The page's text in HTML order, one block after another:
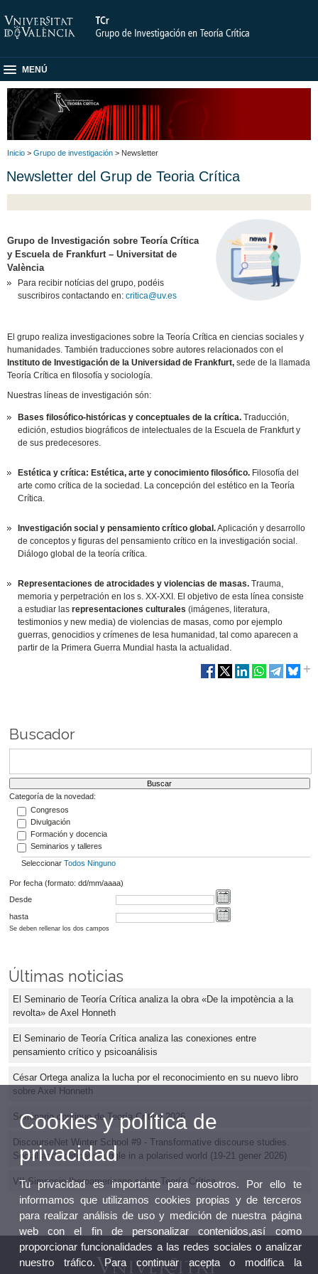
MENÚ
Inicio > Grupo de investigación > Newsletter
Newsletter del Grup de Teoria Crítica
Grupo de Investigación sobre Teoría Crítica
y Escuela de Frankfurt – Universitat de
València
Para recibir notícias del grupo, podéis
suscribiros contactando en:critica@uv.es
El grupo realiza investigaciones sobre la Teoría Crítica en ciencias sociales y
humanidades. También traducciones sobre autores relacionados con el
Instituto de Investigación de la Universidad de Frankfurt, sede de la llamada
Teoría Crítica en filosofía y sociología.
Nuestras líneas de investigación són:
Bases filosófico-históricas y conceptuales de la crítica. Traducción,
edición, estudios biográficos de intelectuales de la Escuela de Frankfurt y
de sus predecesores.
Estética y crítica: Estética, arte y conocimiento filosófico. Filosofía del
arte como crítica de la sociedad. La concepción del estético en la Teoría
Crítica.
Investigación social y pensamiento crítico global.Aplicación y desarrollo
de conceptos y figuras del pensamiento crítico en la investigación social.
Diálogo global de la teoría crítica.
Representaciones de atrocidades y violencias de masas.Trauma,
memoria y perpetración en los s. XX-XXI. El objetivo de esta línea consiste
a estudiar lasrepresentaciones culturales (imágenes, literatura,
testimonios y new media) de violencias de masas, como por ejemplo
guerras, genocidios y crímenes de lesa humanidad, tal como aparecen a
partir de la Primera Guerra Mundial hasta la actualidad.
Buscador
Categoría de la novedad:
Congresos
Divulgación
Formación y docencia
Seminarios y talleres
Seleccionar Todos Ninguno
Por fecha (formato: dd/mm/aaaa)
Desde
hasta
Se deben rellenar los dos campos
Últimas noticias
El Seminario de Teoría Crítica analiza la obra «De la impotència a la
revolta» de Axel Honneth
El Seminario de Teoría Crítica analiza las conexiones entre
pensamiento crítico y psicoanálisis
César Ortega analiza la lucha por el reconocimiento en su nuevo libro
sobre Axel Honneth
Seminario continuo de Teoría Crítica 2026
DiscourseNet Winter School #9 - Transformative discourse studies.
Social and political struggle in a polarised world (19-21 gener 2026)
VII Simposio Iberoamericano sobre Teoría Crítica
Cookies y política de
privacidad
Tu privacidad es importante para nosotros. Por ello te
informamos que utilizamos cookies propias y de terceros
para realizar análisis de uso y medición de nuestra página
web con el fin de personalizar contenidos,así como
proporcionar funcionalidades a las redes sociales o analizar
nuestro tráfico. Para continuar acepta o modifica la